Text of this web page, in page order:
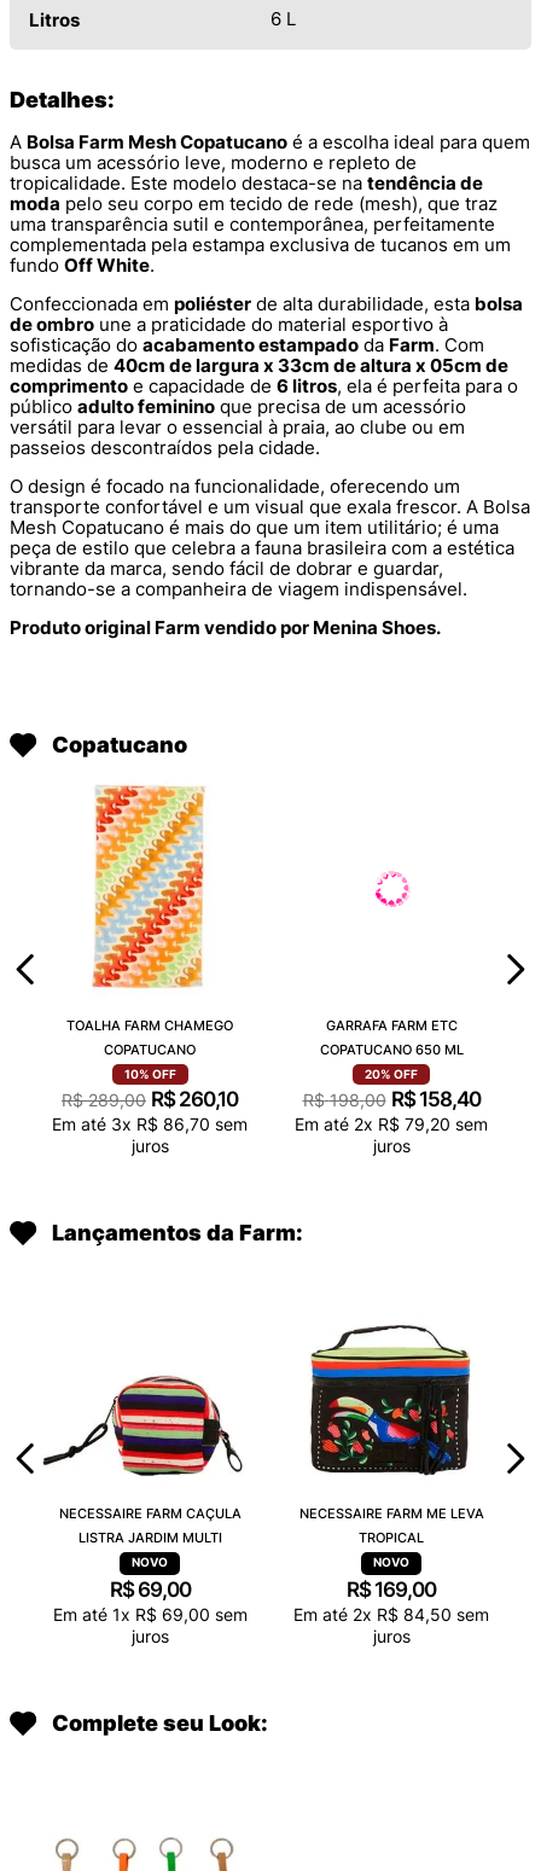
Litros 6 L
Detalhes:
A Bolsa Farm Mesh Copatucano é a escolha ideal para quem
busca um acessório leve, moderno e repleto de
tropicalidade. Este modelo destaca-se na tendência de
moda pelo seu corpo em tecido de rede (mesh), que traz
uma transparência sutil e contemporânea, perfeitamente
complementada pela estampa exclusiva de tucanos em um
fundo Off White.
Confeccionada em poliéster de alta durabilidade, esta bolsa
de ombro une a praticidade do material esportivo à
sofisticação do acabamento estampado da Farm. Com
medidas de 40cm de largura x 33cm de altura x 05cm de
comprimento e capacidade de 6 litros, ela é perfeita para o
público adulto feminino que precisa de um acessório
versátil para levar o essencial à praia, ao clube ou em
passeios descontraídos pela cidade.
O design é focado na funcionalidade, oferecendo um
transporte confortável e um visual que exala frescor. A Bolsa
Mesh Copatucano é mais do que um item utilitário; é uma
peça de estilo que celebra a fauna brasileira com a estética
vibrante da marca, sendo fácil de dobrar e guardar,
tornando-se a companheira de viagem indispensável.
Produto original Farm vendido por Menina Shoes.
Copatucano
TOALHA FARM CHAMEGO
COPATUCANO
10% OFF
R$ 289,00 R$ 260,10
Em até 3x R$ 86,70 sem
juros
GARRAFA FARM ETC
COPATUCANO 650 ML
20% OFF
R$ 198,00 R$ 158,40
Em até 2x R$ 79,20 sem
juros
Lançamentos da Farm:
NECESSAIRE FARM CAÇULA
LISTRA JARDIM MULTI
R$ 69,00
Em até 1x R$ 69,00 sem
juros
NECESSAIRE FARM ME LEVA
TROPICAL
R$ 169,00
Em até 2x R$ 84,50 sem
juros
Complete seu Look: